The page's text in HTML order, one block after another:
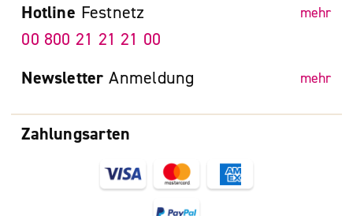
Zahlungsarten
Hotline Festnetz mehr
00 800 21 21 21 00
Newsletter Anmeldung mehr